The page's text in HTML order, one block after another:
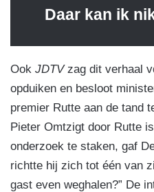
Daar kan ik
Ook JDTVzag dit verhaal
opduiken en besloot
premier Rutte aan de tand
Pieter Omtzigt door Rutte
onderzoek te staken, gaf
richtte hij zich tot één van
gast even weghalen?” De